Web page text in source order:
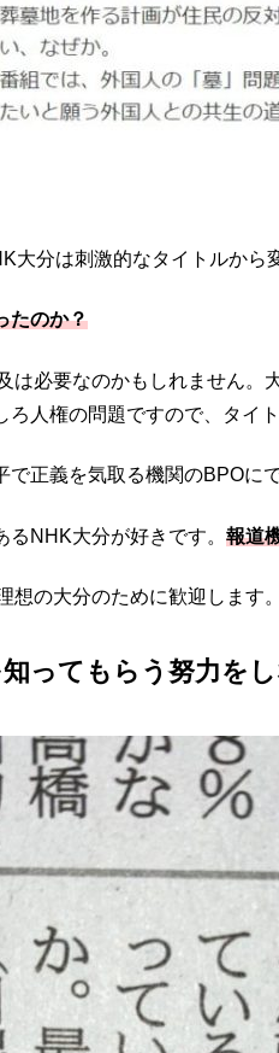
大分は刺激的なタイトルから
たのか？
は必要なのかもしれません。
人権の問題ですので、タイ
正義を気取る機関のBPOに
NHK大分が好きです。 報道
想の大分のために歓迎します。
ってもらう努力を